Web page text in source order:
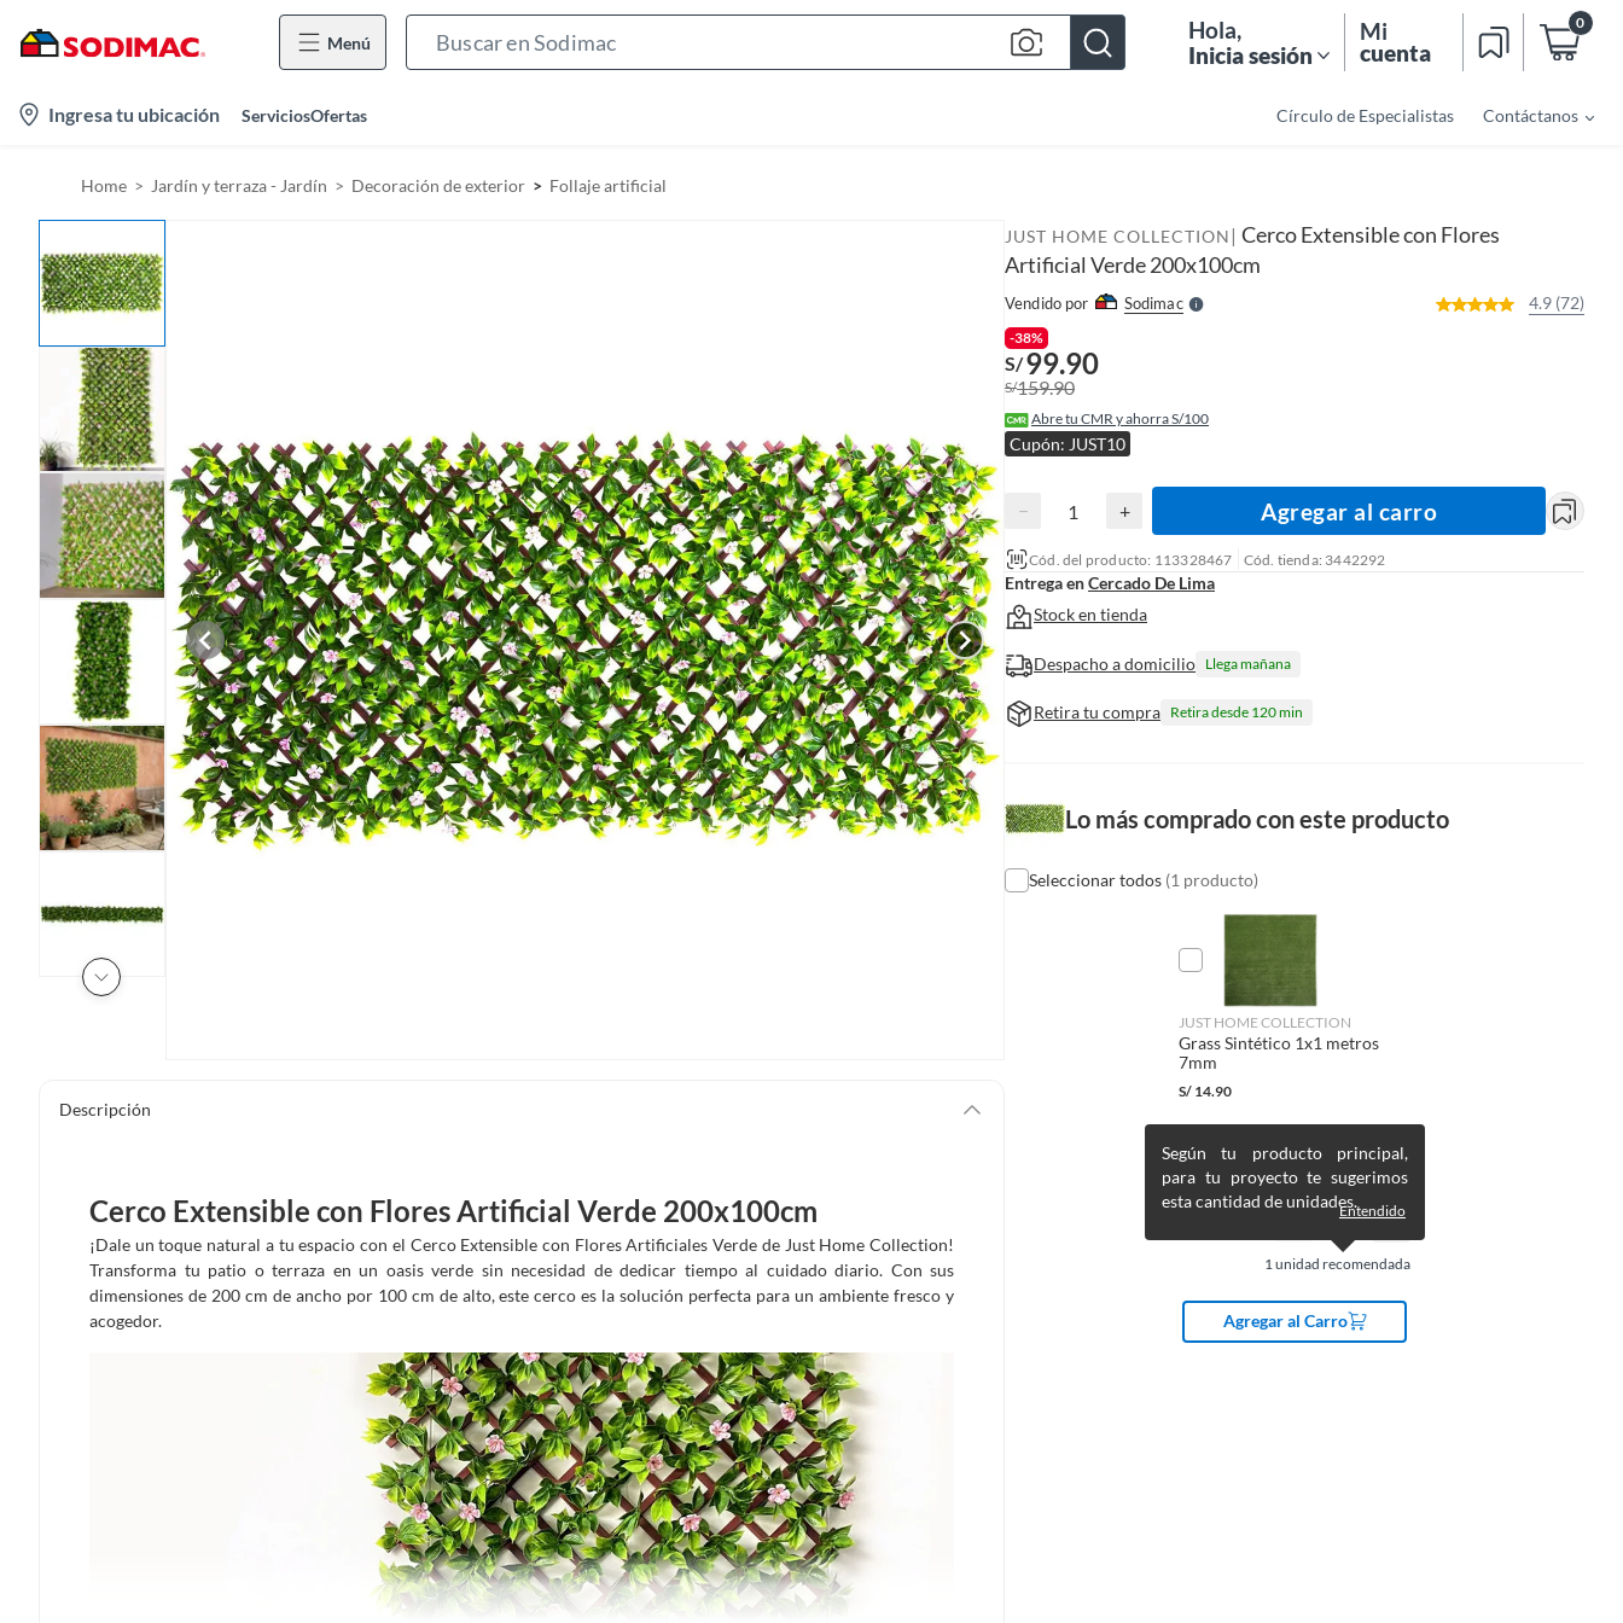
Menú Hola,
Inicia sesión
Mi
cuenta
0
Ingresa tu ubicación ServiciosOfertas Círculo de Especialistas Contáctanos
Home Jardín y terraza - Jardín Decoración de exterior Follaje artificial
Descripción
Cerco Extensible con Flores Artificial Verde 200x100cm
¡Dale un toque natural a tu espacio con el Cerco Extensible con Flores Artificiales Verde de Just Home Collection!
Transforma tu patio o terraza en un oasis verde sin necesidad de dedicar tiempo al cuidado diario. Con sus
dimensiones de 200 cm de ancho por 100 cm de alto, este cerco es la solución perfecta para un ambiente fresco y
acogedor.
JUST HOME COLLECTION | Cerco Extensible con Flores
Artificial Verde 200x100cm
Vendido por SodimacS
l
l
e
r
4.9 (72)
-38%
S/99.90
S/159.90
Abre tu CMR y ahorra S/100
Cupón: JUST10
− + Agregar al carro
Cód. del producto: 113328467 Cód. tienda: 3442292
Entrega enCercado De Lima
Stock en tienda
Despacho a domicilio Llega mañana
Retira tu compra Retira desde 120 min
Lo más comprado con este producto
Seleccionar todos (1 producto)
JUST HOME COLLECTION
Grass Sintético 1x1 metros
7mm
S/ 14.90
1 unidad recomendada
Según tu producto principal,
para tu proyecto te sugerimos
esta cantidad de unidades.Entendido
Agregar al Carro